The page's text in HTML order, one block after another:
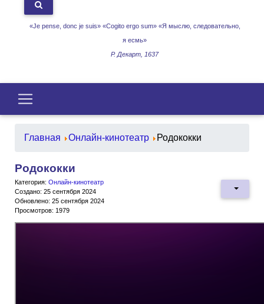
«Je pense, donc je suis» «Cogito ergo sum» «Я мыслю, следовательно,
я есмь»
Р. Декарт, 1637
Главная Онлайн-кинотеатр Родококки
Родококки
Категория: Онлайн-кинотеатр
Создано: 25 сентября 2024
Обновлено: 25 сентября 2024
Просмотров: 1979